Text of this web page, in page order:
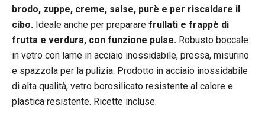
brodo, zuppe, creme, salse, purè e per riscaldare il
cibo. Ideale anche per preparare frullati e frappè di
frutta e verdura, con funzione pulse. Robusto boccale
in vetro con lame in acciaio inossidabile, pressa, misurino
e spazzola per la pulizia. Prodotto in acciaio inossidabile
di alta qualità, vetro borosilicato resistente al calore e
plastica resistente. Ricette incluse.